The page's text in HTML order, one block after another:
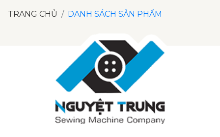
TRANG CHỦ DANH SÁCH SẢN PHẨM